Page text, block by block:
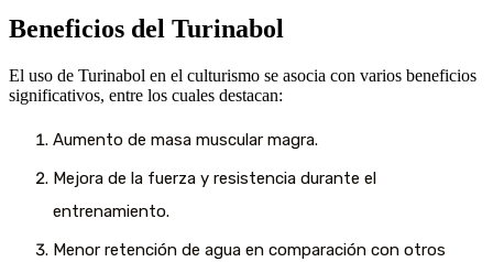
Beneficios del Turinabol
El uso de Turinabol en el culturismo se asocia con varios beneficios
significativos, entre los cuales destacan:
Aumento de masa muscular magra.
Mejora de la fuerza y resistencia durante el
entrenamiento.
Menor retención de agua en comparación con otros